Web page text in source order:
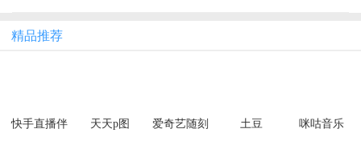
精品推荐
快手直播伴
天天p图 爱奇艺随刻 土豆 咪咕音乐